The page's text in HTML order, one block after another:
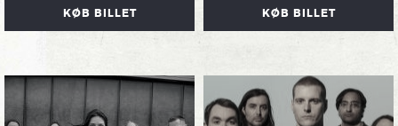
KØB BILLET KØB BILLET